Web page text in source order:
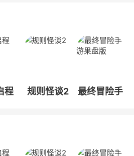
程 规则怪谈2
最终冒险手